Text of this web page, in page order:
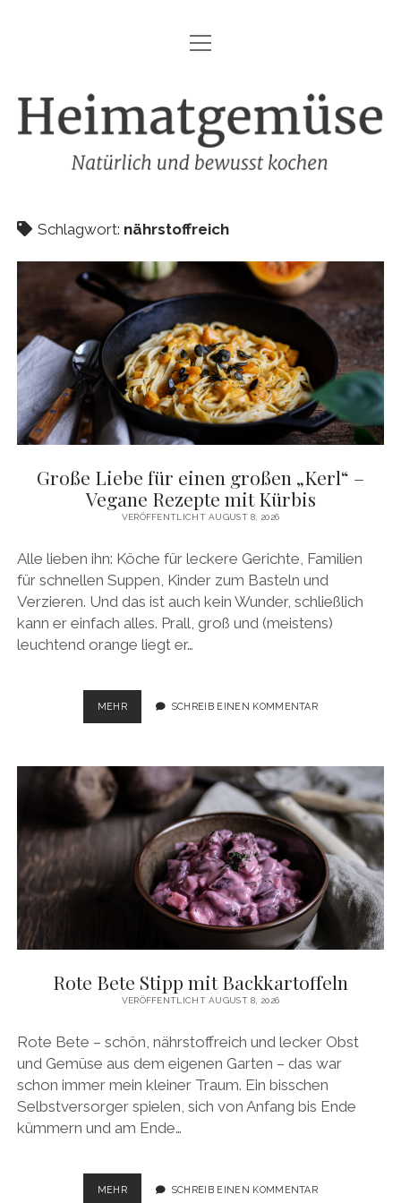
HEIMATGEMÜSE
DAS KOCHBUCH
FOODFOTOGRAFIE
REZEPTE
DATENSCHUTZ
facebook
pinterestinstagram
amazon
E-
Mail
Menü
öffnen
Heimatgemüse
Schlagwort: nährstoffreich
Große Liebe für einen großen „Kerl“ –
Vegane Rezepte mit Kürbis
VERÖFFENTLICHT AUGUST 8, 2026
Alle lieben ihn: Köche für leckere Gerichte, Familien
für schnellen Suppen, Kinder zum Basteln und
Verzieren. Und das ist auch kein Wunder, schließlich
kann er einfach alles. Prall, groß und (meistens)
leuchtend orange liegt er…
MEHRGROSSE L
IEBE F
ROSSEN „K
ERL“ –
GANE RE
ZEPTE MI
T KÜ
RBIS
SCHREIB EINEN KOMMENTAR
Rote Bete Stipp mit Backkartoffeln
VERÖFFENTLICHT AUGUST 8, 2026
Rote Bete – schön, nährstoffreich und lecker Obst
und Gemüse aus dem eigenen Garten – das war
schon immer mein kleiner Traum. Ein bisschen
Selbstversorger spielen, sich von Anfang bis Ende
kümmern und am Ende…
MEHRROTE
SCHREIB EINEN KOMMENTAR